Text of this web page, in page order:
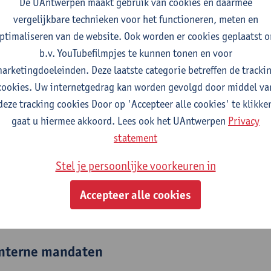
Afdeling
Departement Management
Departement Politieke Wetenschappen
& functies
Bijzonder academisch personeel
gastprofessor
Zelfstandig academisch pers.
mandaten
vergelijkbare technieken voor het functioneren, meten en
van de website. Ook worden er cookies geplaatst
b.v. YouTubefilmpjes te kunnen tonen en voor
Deze laatste categorie betreffen de
Uw internetgedrag kan worden gevolgd door middel
tracking cookies Door op 'Accepteer alle cookies' te
gaat u hiermee akkoord. Lees ook het UAntwerpen Privacy
statement
Stel je persoonlijke voorkeuren in
Accepteer alle cookies